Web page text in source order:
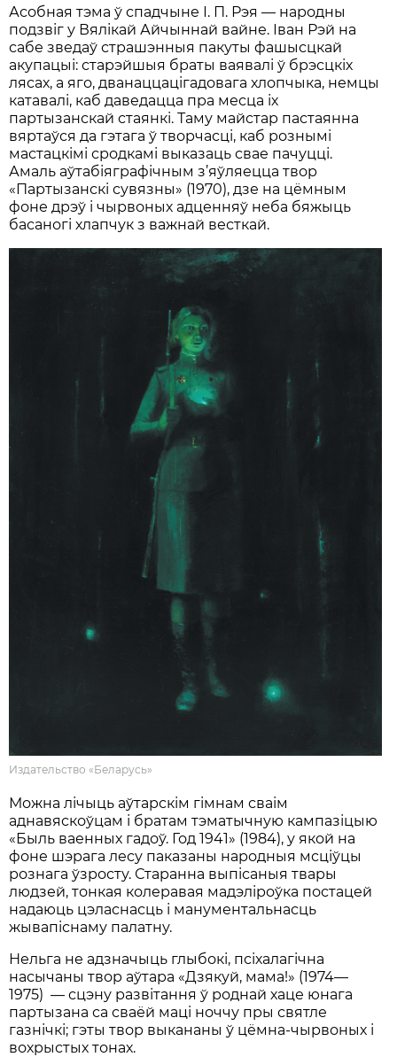
Асобная тэма ў спадчыне І. П. Рэя — народны
подзвіг у Вялікай Айчыннай вайне. Іван Рэй на
сабе зведаў страшэнныя пакуты фашысцкай
акупацыі: старэйшыя браты ваявалі ў брэсцкіх
лясах, а яго, дванаццацігадовага хлопчыка, немцы
катавалі, каб даведацца пра месца іх
партызанскай стаянкі. Таму майстар пастаянна
вяртаўся да гэтага ў творчасці, каб рознымі
мастацкімі сродкамі выказаць свае пачуцці.
Амаль аўтабіяграфічным з’яўляецца твор
«Партызанскі сувязны» (1970), дзе на цёмным
фоне дрэў і чырвоных адценняў неба бяжыць
басаногі хлапчук з важнай весткай.
Издательство «Беларусь»
Можна лічыць аўтарскім гімнам сваім
аднавяскоўцам і братам тэматычную кампазіцыю
«Быль ваенных гадоў. Год 1941» (1984), у якой на
фоне шэрага лесу паказаны народныя мсціўцы
рознага ўзросту. Старанна выпісаныя твары
людзей, тонкая колеравая мадэліроўка постацей
надаюць цэласнасць і манументальнасць
жывапіснаму палатну.
Нельга не адзначыць глыбокі, псіхалагічна
насычаны твор аўтара «Дзякуй, мама!» (1974—
1975) — сцэну развітання ў роднай хаце юнага
партызана са сваёй маці ноччу пры святле
газнічкі; гэты твор выкананы ў цёмна-чырвоных і
вохрыстых тонах.